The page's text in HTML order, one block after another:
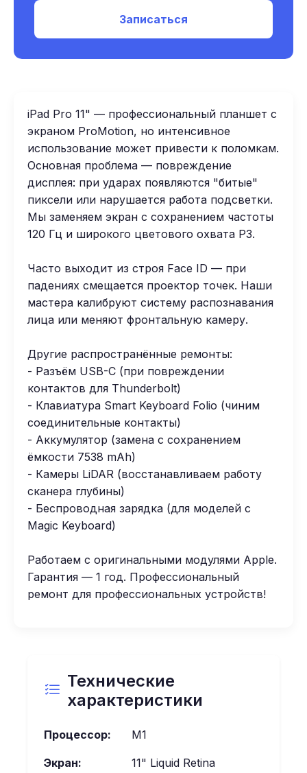
Записаться
iPad Pro 11" — профессиональный планшет с
экраном ProMotion, но интенсивное
использование может привести к поломкам.
Основная проблема — повреждение
дисплея: при ударах появляются "битые"
пиксели или нарушается работа подсветки.
Мы заменяем экран с сохранением частоты
120 Гц и широкого цветового охвата P3.
Часто выходит из строя Face ID — при
падениях смещается проектор точек. Наши
мастера калибруют систему распознавания
лица или меняют фронтальную камеру.
Другие распространённые ремонты:
- Разъём USB-C (при повреждении
контактов для Thunderbolt)
- Клавиатура Smart Keyboard Folio (чиним
соединительные контакты)
- Аккумулятор (замена с сохранением
ёмкости 7538 mAh)
- Камеры LiDAR (восстанавливаем работу
сканера глубины)
- Беспроводная зарядка (для моделей с
Magic Keyboard)
Работаем с оригинальными модулями Apple.
Гарантия — 1 год. Профессиональный
ремонт для профессиональных устройств!
Технические
характеристики
Процессор: M1
Экран: 11" Liquid Retina